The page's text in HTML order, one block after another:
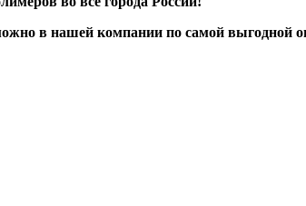
в нашей компании по самой выгодной